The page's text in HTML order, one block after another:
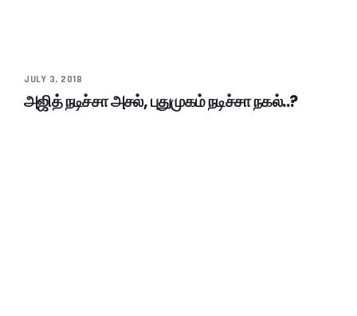
JULY 3, 2018
அஜித் நடிச்சா அசல், புதுமுகம் நடிச்சா நகல்..?